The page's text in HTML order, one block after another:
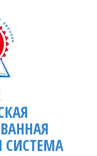
СИСТЕМА